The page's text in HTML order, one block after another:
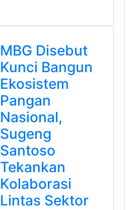
MBG Disebut
Kunci Bangun
Ekosistem
Pangan
Nasional,
Sugeng
Santoso
Tekankan
Kolaborasi
Lintas Sektor